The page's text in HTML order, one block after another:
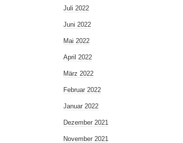
Juli 2022
Juni 2022
Mai 2022
April 2022
März 2022
Februar 2022
Januar 2022
Dezember 2021
November 2021